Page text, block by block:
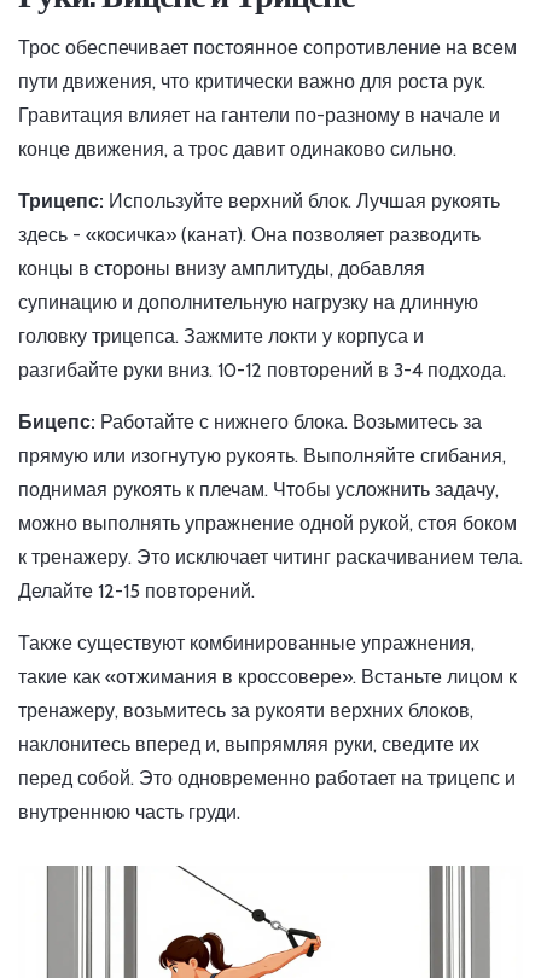
Трос обеспечивает постоянное сопротивление на всем
пути движения, что критически важно для роста рук.
Гравитация влияет на гантели по-разному в начале и
конце движения, а трос давит одинаково сильно.
Трицепс: Используйте верхний блок. Лучшая рукоять
здесь - «косичка» (канат). Она позволяет разводить
концы в стороны внизу амплитуды, добавляя
супинацию и дополнительную нагрузку на длинную
головку трицепса. Зажмите локти у корпуса и
разгибайте руки вниз. 10-12 повторений в 3-4 подхода.
Бицепс: Работайте с нижнего блока. Возьмитесь за
прямую или изогнутую рукоять. Выполняйте сгибания,
поднимая рукоять к плечам. Чтобы усложнить задачу,
можно выполнять упражнение одной рукой, стоя боком
к тренажеру. Это исключает читинг раскачиванием тела.
Делайте 12-15 повторений.
Также существуют комбинированные упражнения,
такие как «отжимания в кроссовере». Встаньте лицом к
тренажеру, возьмитесь за рукояти верхних блоков,
наклонитесь вперед и, выпрямляя руки, сведите их
перед собой. Это одновременно работает на трицепс и
внутреннюю часть груди.